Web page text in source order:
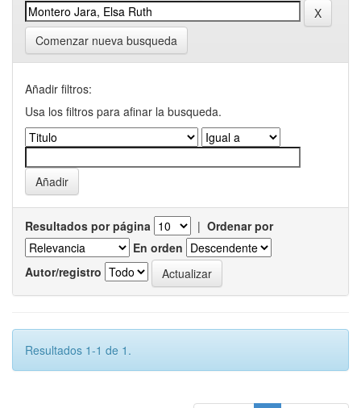
Comenzar nueva busqueda
Añadir filtros:
Usa los filtros para afinar la busqueda.
Resultados por página | Ordenar por
En orden
Autor/registro
Resultados 1-1 de 1.